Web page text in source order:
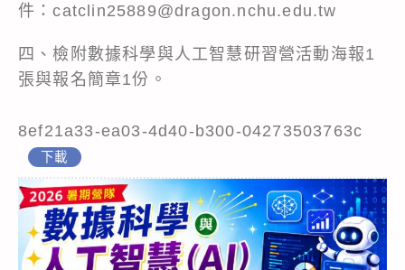
件：catclin25889@dragon.nchu.edu.tw
四、檢附數據科學與人工智慧研習營活動海報1
張與報名簡章1份。
8ef21a33-ea03-4d40-b300-04273503763c
下載